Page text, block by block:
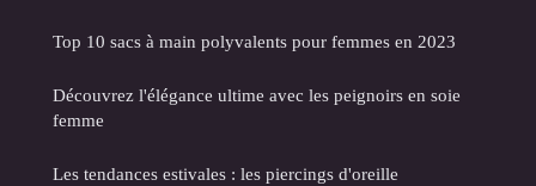
Top 10 sacs à main polyvalents pour femmes en 2023
Découvrez l'élégance ultime avec les peignoirs en soie
femme
Les tendances estivales : les piercings d'oreille